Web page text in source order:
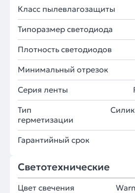
Класс пылевлагозащиты
Типоразмер светодиода
Плотность светодиодов
Минимальный отрезок
Серия ленты
Тип
герметизации
Гарантийный срок
Светотехнические
Цвет свечения